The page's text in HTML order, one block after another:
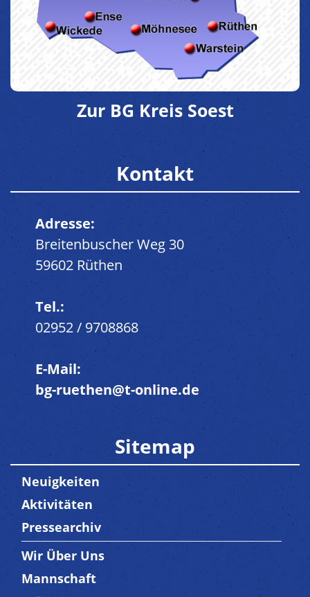
Zur BG Kreis Soest
Kontakt
Adresse:
Breitenbuscher Weg 30
59602 Rüthen
Tel.:
02952 / 9708868
E-Mail:
bg-ruethen@t-online.de
Sitemap
Neuigkeiten
Aktivitäten
Pressearchiv
Trenner3
Wir Über Uns
Mannschaft